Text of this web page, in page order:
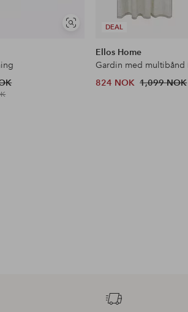
Vis
DEAL
Ellos Home
824 NOK 1,099 NOK